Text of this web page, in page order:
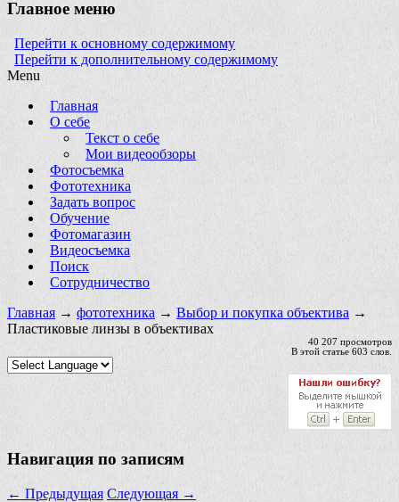
Главное меню
Перейти к основному содержимому
Перейти к дополнительному содержимому
Menu
Главная
О себе
Текст о себе
Мои видеообзоры
Фотосъемка
Фототехника
Задать вопрос
Обучение
Фотомагазин
Видеосъемка
Поиск
Сотрудничество
Главная → фототехника → Выбор и покупка объектива →
Пластиковые линзы в объективах
40 207 просмотров
В этой статье 603 слов.
Навигация по записям
← Предыдущая Следующая →